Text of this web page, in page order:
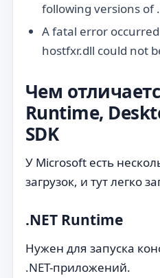
following versions of
A fatal error
hostfxr.dll could not
Чем
Runtime,
SDK
У Microsoft есть
загрузок, и тут легко
.NET Runtime
Нужен для запуска
.NET-приложений.